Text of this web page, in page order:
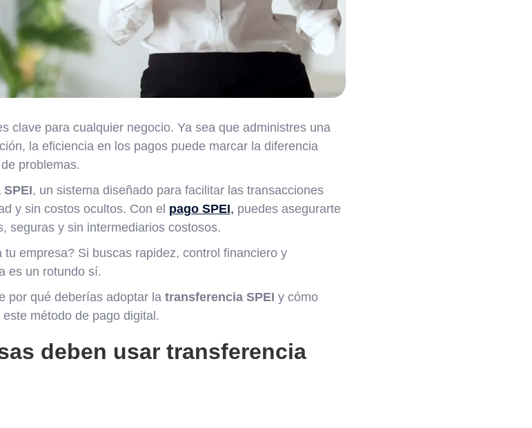
clave para cualquier negocio. Ya sea que administres una
la eficiencia en los pagos puede marcar la diferencia
problemas.
, un sistema diseñado para facilitar las transacciones
y sin costos ocultos. Con el pago SPEI, puedes asegurarte
seguras y sin intermediarios costosos.
empresa? Si buscas rapidez, control financiero y
es un rotundo sí.
por qué deberías adoptar la transferencia SPEI y cómo
método de pago digital.
deben usar transferencia